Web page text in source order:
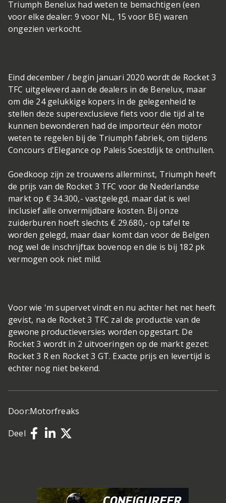
Triumph Benelux had weten te bemachtigen (een
voor elke dealer: 9 voor NL, 15 voor BE) waren
ongezien verkocht.
Eind december / begin januari 2020 wordt de Rocket 3
TFC uitgeleverd aan de dealers in de Benelux, maar
om die 24 gelukkige kopers in de gelegenheid te
stellen deze superexclusieve fiets voor die tijd al te
kunnen bewonderen had de importeur één motor
weten te regelen bij de Triumph fabriek, om tijdens
Concours d'Elegance op Paleis Soestdijk te onthullen.
Goedkoop zijn ze trouwens allerminst, Triumph heeft
de prijs van de Rocket 3 TFC voor de Nederlandse
markt op € 34.300,- vastgelegd, maar dat is wel
inclusief alle onvermijdbare kosten. Bij onze
zuiderburen hoeft slechts € 29.680,- op tafel te
worden gelegd, maar daar komt dan voor de Belgen
nog wel de inschrijftax bovenop en die is bij 182 pk
vermogen ook niet mild.
Voor wie 'm supervet vindt en nu achter het net heeft
gevist, na de Rocket 3 TFC zal de productie van de
gewone productieversies worden opgestart. De
Rocket 3 wordt in 2 uitvoeringen op de markt gezet:
Rocket 3 R en Rocket 3 GT. Exacte prijs en levertijd is
echter nog niet bekend.
Door:Motorfreaks
Deel